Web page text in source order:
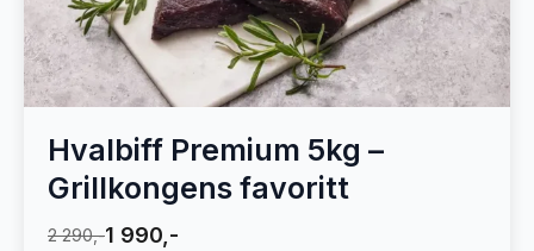
Hvalbiff Premium 5kg –
Grillkongens favoritt
2 290,-1 990,-